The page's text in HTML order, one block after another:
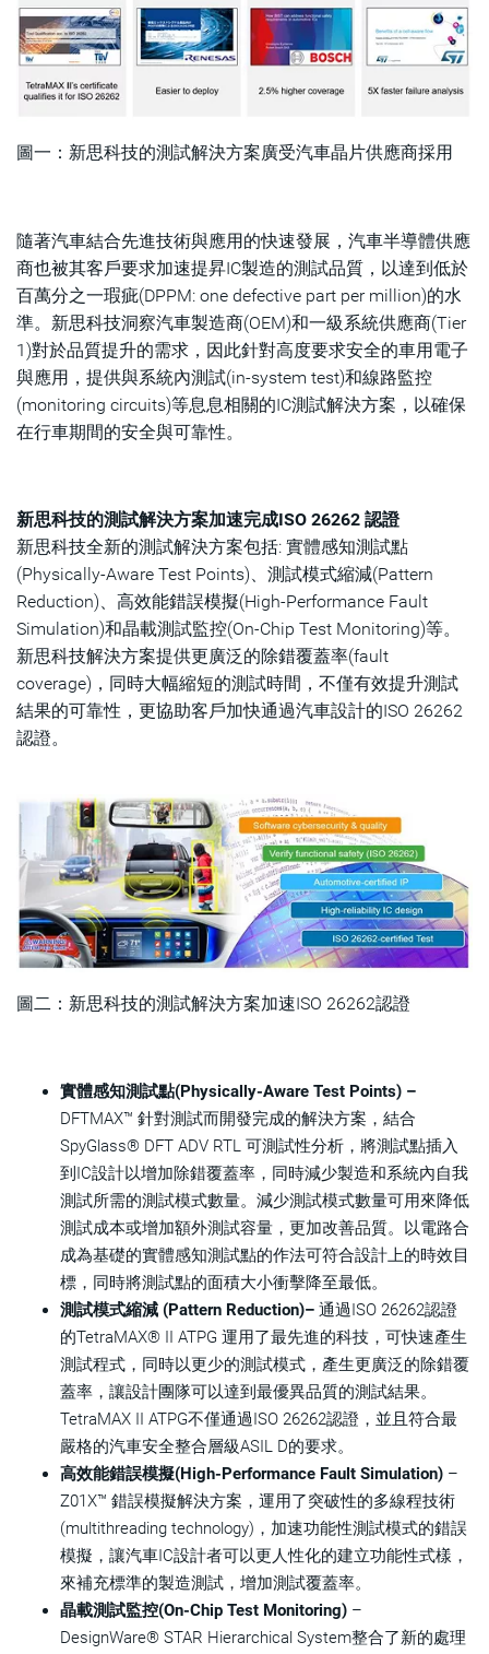
圖一：新思科技的測試解決方案廣受汽車晶片供應商採用
隨著汽車結合先進技術與應用的快速發展，汽車半導體供應
商也被其客戶要求加速提昇IC製造的測試品質，以達到低於
百萬分之一瑕疵(DPPM: one defective part per million)的水
準。新思科技洞察汽車製造商(OEM)和一級系統供應商(Tier
1)對於品質提升的需求，因此針對高度要求安全的車用電子
與應用，提供與系統內測試(in-system test)和線路監控
(monitoring circuits)等息息相關的IC測試解決方案，以確保
在行車期間的安全與可靠性。
新思科技的測試解決方案加速完成ISO 26262 認證
新思科技全新的測試解決方案包括: 實體感知測試點
(Physically-Aware Test Points)、測試模式縮減(Pattern
Reduction)、高效能錯誤模擬(High-Performance Fault
Simulation)和晶載測試監控(On-Chip Test Monitoring)等。
新思科技解決方案提供更廣泛的除錯覆蓋率(fault
coverage)，同時大幅縮短的測試時間，不僅有效提升測試
結果的可靠性，更協助客戶加快通過汽車設計的ISO 26262
認證。
圖二：新思科技的測試解決方案加速ISO 26262認證
實體感知測試點(Physically-Aware Test Points) –
DFTMAX™ 針對測試而開發完成的解決方案，結合
SpyGlass® DFT ADV RTL 可測試性分析，將測試點插入
到IC設計以增加除錯覆蓋率，同時減少製造和系統內自我
測試所需的測試模式數量。減少測試模式數量可用來降低
測試成本或增加額外測試容量，更加改善品質。以電路合
成為基礎的實體感知測試點的作法可符合設計上的時效目
標，同時將測試點的面積大小衝擊降至最低。
測試模式縮減 (Pattern Reduction)– 通過ISO 26262認證
的TetraMAX® II ATPG 運用了最先進的科技，可快速產生
測試程式，同時以更少的測試模式，產生更廣泛的除錯覆
蓋率，讓設計團隊可以達到最優異品質的測試結果。
TetraMAX II ATPG不僅通過ISO 26262認證，並且符合最
嚴格的汽車安全整合層級ASIL D的要求。
高效能錯誤模擬(High-Performance Fault Simulation) –
Z01X™ 錯誤模擬解決方案，運用了突破性的多線程技術
(multithreading technology)，加速功能性測試模式的錯誤
模擬，讓汽車IC設計者可以更人性化的建立功能性式樣，
來補充標準的製造測試，增加測試覆蓋率。
晶載測試監控(On-Chip Test Monitoring) –
DesignWare® STAR Hierarchical System整合了新的處理